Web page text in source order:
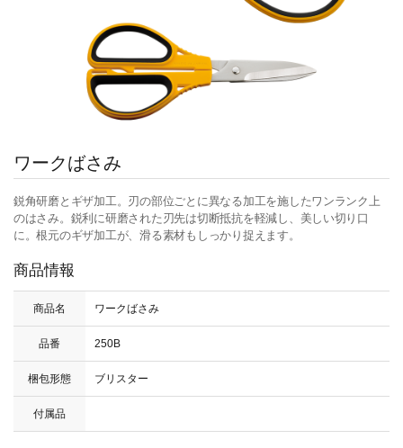
ワークばさみ
鋭角研磨とギザ加工。刃の部位ごとに異なる加工を施したワンランク上
のはさみ。鋭利に研磨された刃先は切断抵抗を軽減し、美しい切り口
に。根元のギザ加工が、滑る素材もしっかり捉えます。
商品情報
商品名 ワークばさみ
品番 250B
梱包形態 ブリスター
付属品